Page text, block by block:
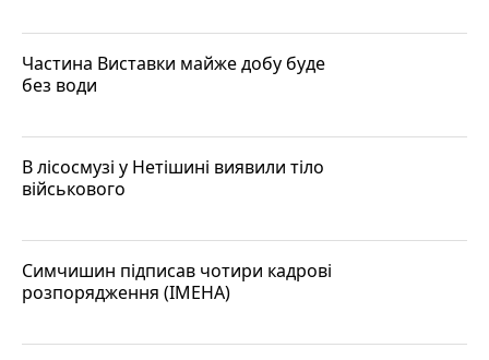
Частина Виставки майже добу буде
без води
В лісосмузі у Нетішині виявили тіло
військового
Симчишин підписав чотири кадрові
розпорядження (ІМЕНА)